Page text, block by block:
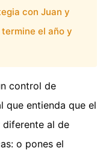
con Juan y
el año y
control de
que entienda que el
al de
o pones el